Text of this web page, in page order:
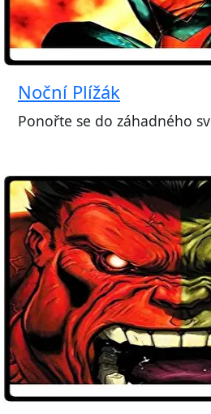
Noční Plížák
Ponořte se do záhadného